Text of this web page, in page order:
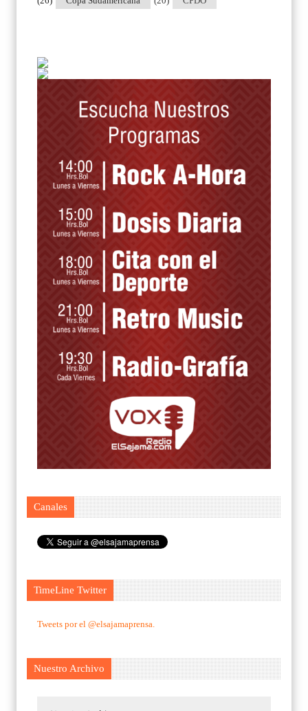
Canales
TimeLine Twitter
Tweets por el @elsajamaprensa.
Nuestro Archivo